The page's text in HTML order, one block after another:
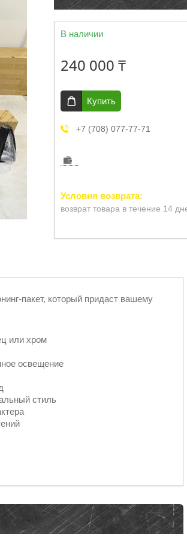
В наличии
240 000 ₸
Купить
+7 (708) 077-77-71
возврат товара в течение 14
пакет, который придаст вашему
или хром
освещение
стиль